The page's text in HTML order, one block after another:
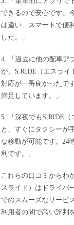
できるので安心です。
は違い、スマートで便
した。」
4. 「過去に他の配車ア
が、S.RIDE（エスライ
対応が一番良かったで
満足しています。」
5. 「深夜でもS.RIDE（
と、すぐにタクシーが
な移動が可能です。24
利です。」
これらの口コミからわ
スライド）はドライバ
でのスムーズなサービ
利用者の間で高い評判